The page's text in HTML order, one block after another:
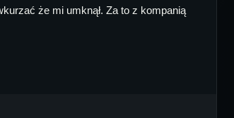
że mi umknął. Za to z kompanią